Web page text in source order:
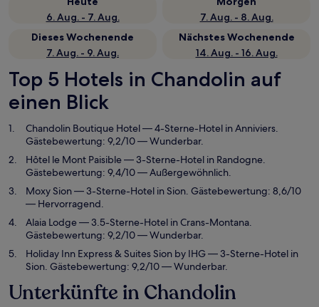
6. Aug. - 7. Aug.
7. Aug. - 8. Aug.
Dieses Wochenende
7. Aug. - 9. Aug.
Nächstes Wochenende
14. Aug. - 16. Aug.
Top 5 Hotels in Chandolin auf
einen Blick
Chandolin Boutique Hotel— 4-Sterne-Hotel in Anniviers.
Gästebewertung: 9,2/10 — Wunderbar.
Hôtel le Mont Paisible— 3-Sterne-Hotel in Randogne.
Gästebewertung: 9,4/10 — Außergewöhnlich.
Moxy Sion— 3-Sterne-Hotel in Sion. Gästebewertung: 8,6/10
— Hervorragend.
Alaia Lodge— 3.5-Sterne-Hotel in Crans-Montana.
Gästebewertung: 9,2/10 — Wunderbar.
Holiday Inn Express & Suites Sion by IHG— 3-Sterne-Hotel in
Sion. Gästebewertung: 9,2/10 — Wunderbar.
Unterkünfte in Chandolin